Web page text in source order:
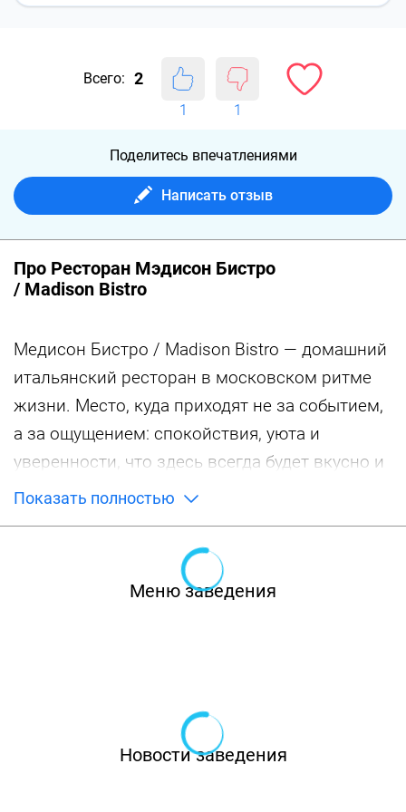
Всего: 2
1 1
Поделитесь впечатлениями
Написать отзыв
Про Ресторан Мэдисон Бистро
/ Madison Bistro
Медисон Бистро / Madison Bistro — домашний
итальянский ресторан в московском ритме
жизни. Место, куда приходят не за событием,
а за ощущением: спокойствия, уюта и
уверенности, что здесь всегда будет вкусно и
по-настоящему.
Когда-то Медисон / Madison был шумным,
ярким пространством красивых вечеров,
музыки и свободы. Со временем гастрономия
так родился Madison Bistro.
Сегодня это итальянский ресторан у дома без
Показать полностью
Меню заведения
Новости заведения